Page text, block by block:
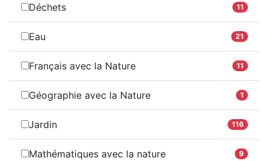
Déchets 11
Eau 21
Français avec la Nature 11
Géographie avec la Nature 1
Jardin 116
Mathématiques avec la nature 9